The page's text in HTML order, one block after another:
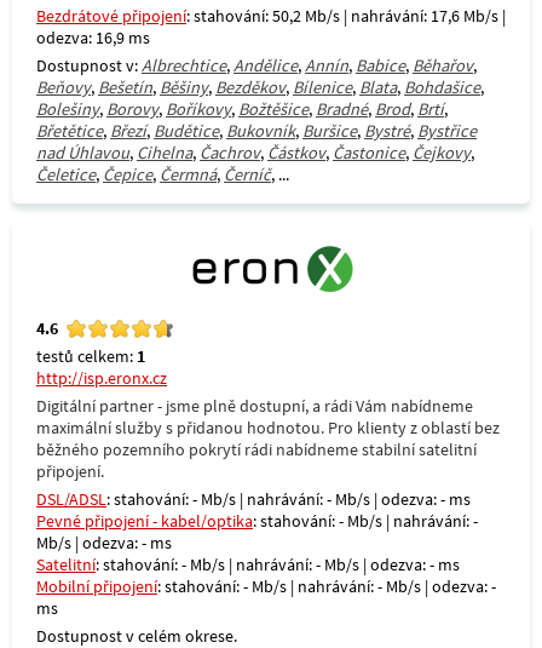
Bezdrátové připojení: stahování: 50,2 Mb/s | nahrávání: 17,6 Mb/s |
odezva: 16,9 ms
Dostupnost v:Albrechtice,Andělice,Annín, Babice, Běhařov,
Beňovy, Bešetín, Běšiny, Bezděkov, Bílenice, Blata, Bohdašice,
Bolešiny, Borovy, Boříkovy, Božtěšice, Bradné, Brod, Brtí,
Břetětice, Březí, Budětice, Bukovník, Buršice, Bystré, Bystřice
nad Úhlavou, Cihelna, Čachrov, Částkov, Častonice, Čejkovy,
Čeletice, Čepice, Čermná, Černíč, ...
4.6
testů celkem: 1
http://isp.eronx.cz
Digitální partner - jsme plně dostupní, a rádi Vám nabídneme
maximální služby s přidanou hodnotou. Pro klienty z oblastí bez
běžného pozemního pokrytí rádi nabídneme stabilní satelitní
připojení.
DSL/ADSL: stahování: - Mb/s | nahrávání: - Mb/s | odezva: - ms
Pevné připojení - kabel/optika: stahování: - Mb/s | nahrávání: -
Mb/s | odezva: - ms
Satelitní: stahování: - Mb/s | nahrávání: - Mb/s | odezva: - ms
Mobilní připojení: stahování: - Mb/s | nahrávání: - Mb/s | odezva: -
ms
Dostupnost v celém okrese.